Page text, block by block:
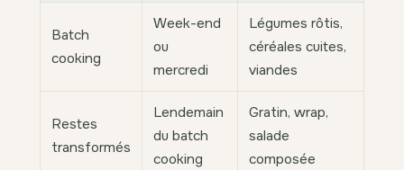
Batch
cooking
Week-end
ou
mercredi
Légumes rôtis,
céréales cuites,
viandes
Restes
transformés
Lendemain
du batch
cooking
Gratin, wrap,
salade
composée